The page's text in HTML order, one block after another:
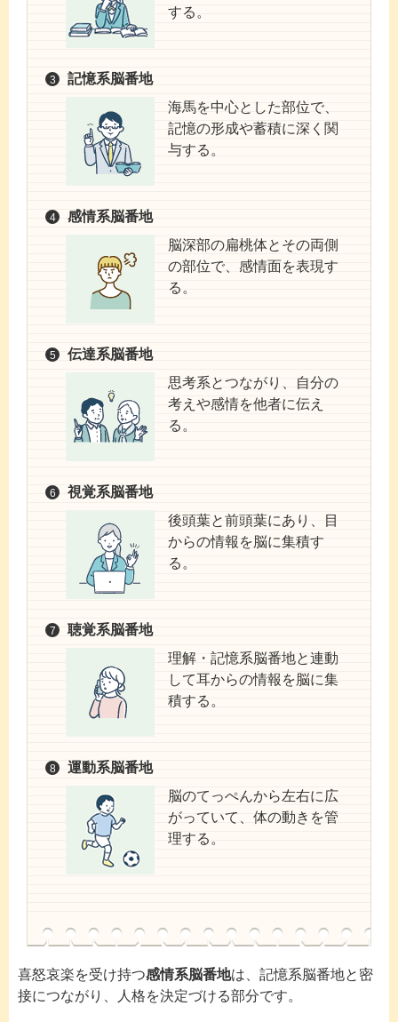
する。
記憶系脳番地
海馬を中心とした部位で、
記憶の形成や蓄積に深く関
与する。
感情系脳番地
脳深部の扁桃体とその両側
の部位で、感情面を表現す
る。
伝達系脳番地
思考系とつながり、自分の
考えや感情を他者に伝え
る。
視覚系脳番地
後頭葉と前頭葉にあり、目
からの情報を脳に集積す
る。
聴覚系脳番地
理解・記憶系脳番地と連動
して耳からの情報を脳に集
積する。
運動系脳番地
脳のてっぺんから左右に広
がっていて、体の動きを管
理する。
喜怒哀楽を受け持つ感情系脳番地は、記憶系脳番地と密
接につながり、人格を決定づける部分です。